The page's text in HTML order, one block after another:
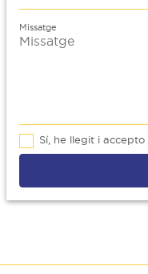
Missatge
Sí, he llegit i accepto